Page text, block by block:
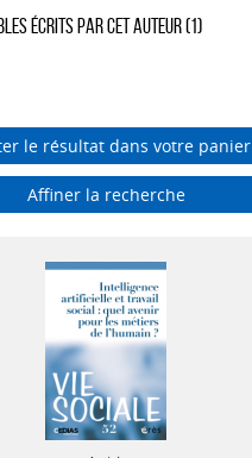
écrits par cet auteur (1)
le résultat dans votre panier
Affiner la recherche